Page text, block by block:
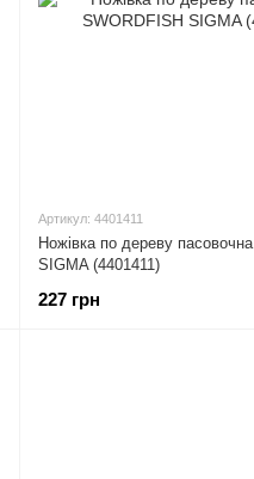
Артикул: 4401411
Ножівка по дереву
SIGMA (4401411)
227 грн